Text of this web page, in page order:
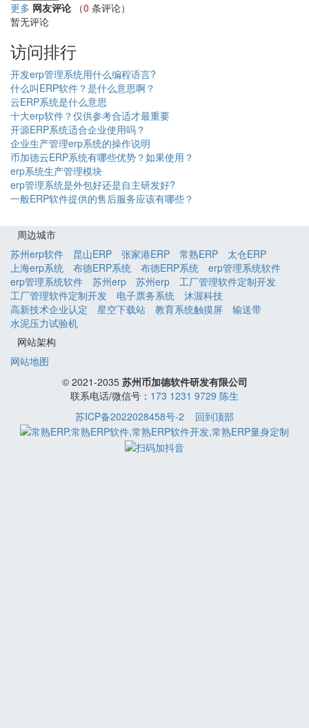
更多 网友评论 （0 条评论）
暂无评论
访问排行
开发erp管理系统用什么编程语言?
什么叫ERP软件？是什么意思啊？
云ERP系统是什么意思
十大erp软件？仅供参考合适才最重要
开源ERP系统适合企业使用吗？
企业生产管理erp系统的操作说明
币加德云ERP系统有哪些优势？如果使用？
erp系统生产管理模块
erp管理系统是外包好还是自主研发好?
一般ERP软件提供的售后服务应该有哪些？
周边城市
苏州erp软件
昆山ERP 张家港ERP 常熟ERP
太仓ERP
上海erp系统
布德ERP系统 布德ERP系统
erp管理系统软件
erp管理系统软件
苏州erp 苏州erp
工厂管理软件定制开发
工厂管理软件定制开发
电子票务系统
沐渥科技
高新技术企业认定
星空下载站 教育系统触摸屏
输送带
水泥压力试验机
网站架构
网站地图
© 2021-2035 苏州币加德软件研发有限公司
联系电话/微信号： 173 1231 9729 陈生
苏ICP备2022028458号-2
回到顶部